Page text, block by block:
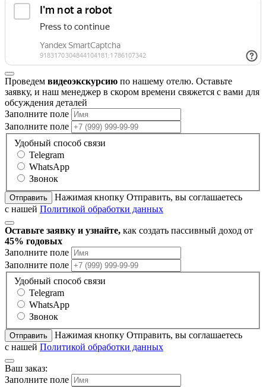
Проведем видеоэкскурсию по нашему отелю. Оставьте
заявку, и наш менеджер в скором времени свяжется с вами для
обсуждения деталей
Заполните поле
Заполните поле
Удобный способ связи
Telegram
WhatsApp
Звонок
Отправить
Нажимая кнопку Отправить, вы соглашаетесь
с нашей Политикой обработки данных
Оставьте заявку и узнайте, как создать пассивный доход от
45% годовых
Заполните поле
Заполните поле
Удобный способ связи
Telegram
WhatsApp
Звонок
Отправить
Нажимая кнопку Отправить, вы соглашаетесь
с нашей Политикой обработки данных
Ваш заказ:
Заполните поле